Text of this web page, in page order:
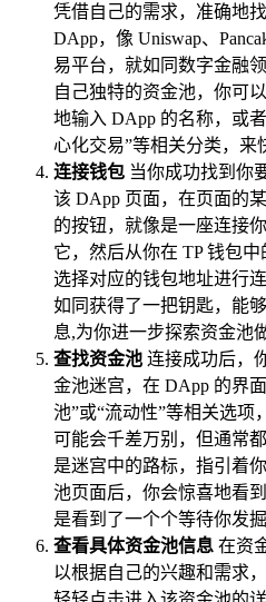
凭借自己的需求，准确地
DApp，像 Uniswap、
易平台，就如同数字金融
自己独特的资金池，你可
地输入 DApp 的名称，或
心化交易”等相关分类，来
连接钱包 当你成功找到你
该 DApp 页面，在页面的
的按钮，就像是一座连接
它，然后从你在 TP 钱包
选择对应的钱包地址进行
如同获得了一把钥匙，能
息,为你进一步探索资金池
查找资金池 连接成功后，
金池迷宫，在 DApp 的界
池”或“流动性”等相关选项
可能会千差万别，但通常
是迷宫中的路标，指引着
池页面后，你会惊喜地看
是看到了一个个等待你发掘
查看具体资金池信息 在资
以根据自己的兴趣和需求